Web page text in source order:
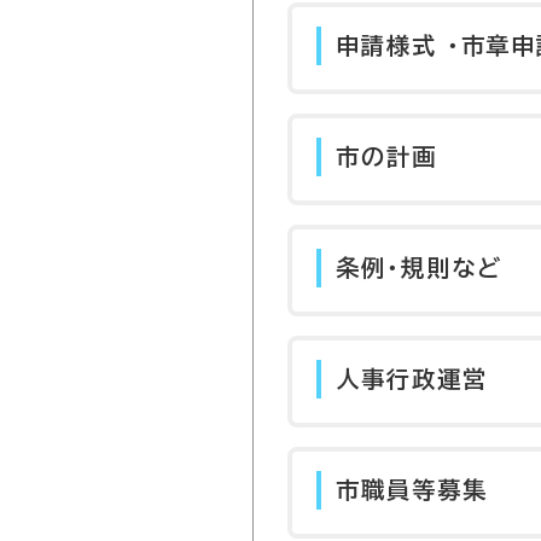
申請様式 ・市章
市の計画
条例・規則など
人事行政運営
市職員等募集